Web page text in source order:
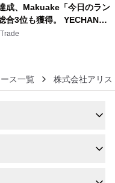
成、Makuake「今日のラン
合3位も獲得。 YECHAN音
グボウル第2弾の大型サイ
・3XL）を先行販売中
ス一覧 株式会社アリス